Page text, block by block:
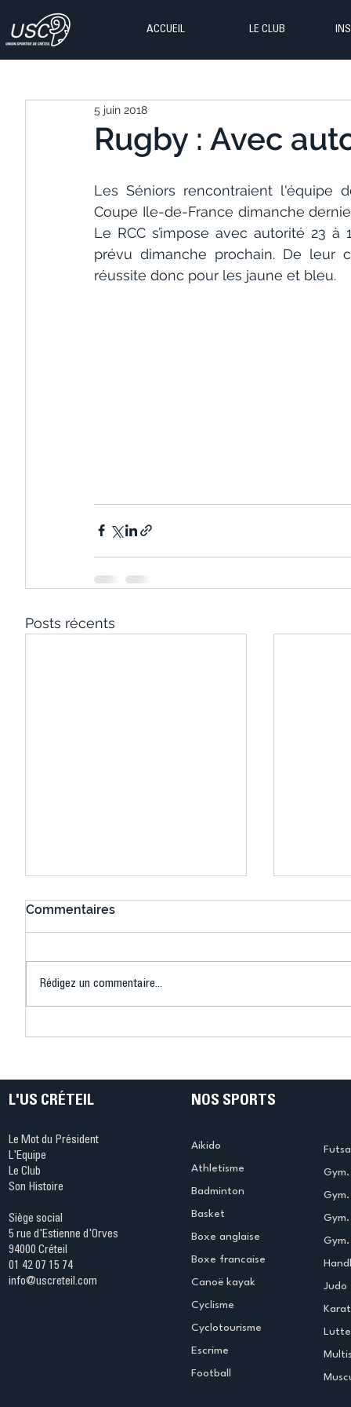
ACCUEIL LE CLUB
Rugby : Avec
5 juin 2018
Les Séniors rencontraient l'équipe
Coupe Ile-de-France dimanche
Le RCC s’impose avec autorité 23
prévu dimanche prochain. De leur
réussite donc pour les jaune et bleu.
Posts récents
Ping ? Quand le tennis de
termine
Commentaires
Rédigez un commentaire...
L'US CRÉTEIL
Le Mot du Président
L'Equipe
Le Club
Son Histoire
Siège social
5 rue d'Estienne d'Orves
94000 Créteil
01 42 07 15 74
info@uscreteil.com
NOS SPORTS
Aikido
Athletisme
Badminton
Basket
Boxe anglaise
Boxe francaise
Canoë kayak
Cyclisme
Cyclotourisme
Escrime
Football
Judo
Lutte